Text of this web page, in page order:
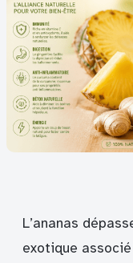
L’ananas
exotique